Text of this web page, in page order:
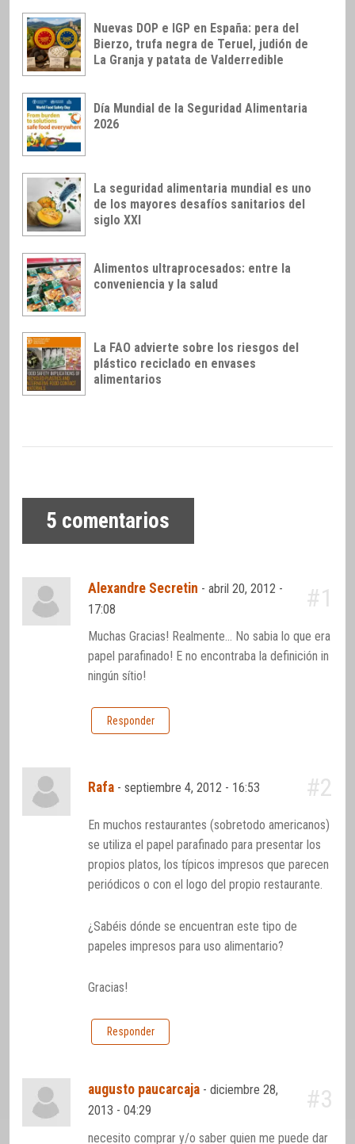
Nuevas DOP e IGP en España: pera del
Bierzo, trufa negra de Teruel, judión de
La Granja y patata de Valderredible
Día Mundial de la Seguridad Alimentaria
2026
La seguridad alimentaria mundial es uno
de los mayores desafíos sanitarios del
siglo XXI
Alimentos ultraprocesados: entre la
conveniencia y la salud
La FAO advierte sobre los riesgos del
plástico reciclado en envases
alimentarios
5 comentarios
Alexandre Secretin -abril 20, 2012 -
17:08
#1
Muchas Gracias! Realmente… No sabia lo que era
papel parafinado! E no encontraba la definición in
ningún sítio!
Responder
Rafa -septiembre 4, 2012 - 16:53 #2
En muchos restaurantes (sobretodo americanos)
se utiliza el papel parafinado para presentar los
propios platos, los típicos impresos que parecen
periódicos o con el logo del propio restaurante.
¿Sabéis dónde se encuentran este tipo de
papeles impresos para uso alimentario?
Gracias!
Responder
augusto paucarcaja -diciembre 28,
2013 - 04:29
#3
necesito comprar y/o saber quien me puede dar